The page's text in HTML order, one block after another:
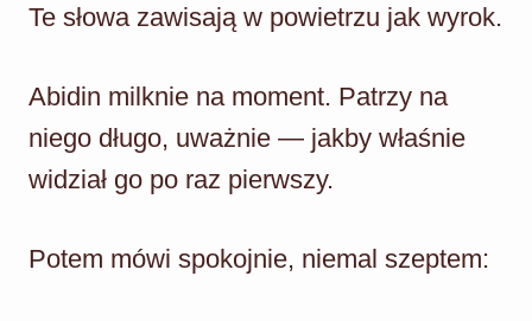
Te słowa zawisają w powietrzu jak wyrok.
Abidin milknie na moment. Patrzy na
niego długo, uważnie — jakby właśnie
widział go po raz pierwszy.
Potem mówi spokojnie, niemal szeptem: